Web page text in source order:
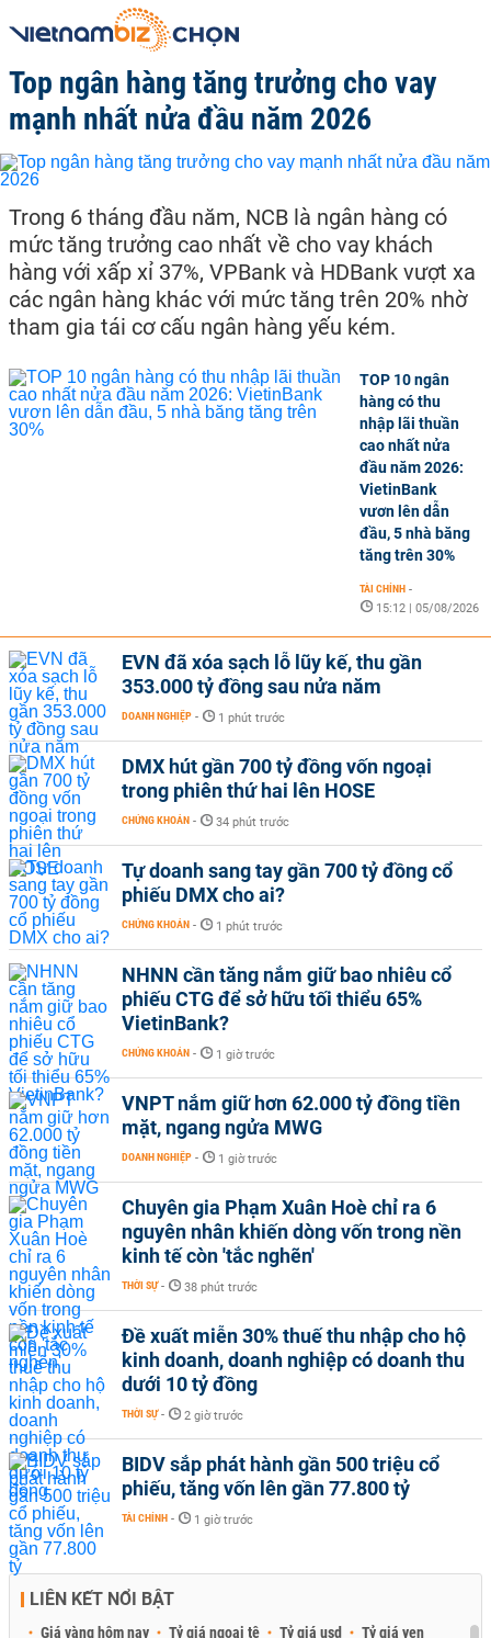
Top ngân hàng tăng trưởng cho vay
mạnh nhất nửa đầu năm 2026
Trong 6 tháng đầu năm, NCB là ngân hàng có
mức tăng trưởng cao nhất về cho vay khách
hàng với xấp xỉ 37%, VPBank và HDBank vượt xa
các ngân hàng khác với mức tăng trên 20% nhờ
tham gia tái cơ cấu ngân hàng yếu kém.
TOP 10 ngân
hàng có thu
nhập lãi thuần
cao nhất nửa
đầu năm 2026:
VietinBank
vươn lên dẫn
đầu, 5 nhà băng
tăng trên 30%
TÀI CHÍNH -
15:12 | 05/08/2026
EVN đã xóa sạch lỗ lũy kế, thu gần
353.000 tỷ đồng sau nửa năm
DOANH NGHIỆP - 1 phút trước
DMX hút gần 700 tỷ đồng vốn ngoại
trong phiên thứ hai lên HOSE
CHỨNG KHOÁN - 34 phút trước
Tự doanh sang tay gần 700 tỷ đồng cổ
phiếu DMX cho ai?
CHỨNG KHOÁN - 1 phút trước
NHNN cần tăng nắm giữ bao nhiêu cổ
phiếu CTG để sở hữu tối thiểu 65%
VietinBank?
CHỨNG KHOÁN - 1 giờ trước
VNPT nắm giữ hơn 62.000 tỷ đồng tiền
mặt, ngang ngửa MWG
DOANH NGHIỆP - 1 giờ trước
Chuyên gia Phạm Xuân Hoè chỉ ra 6
nguyên nhân khiến dòng vốn trong nền
kinh tế còn 'tắc nghẽn'
THỜI SỰ - 38 phút trước
Đề xuất miễn 30% thuế thu nhập cho hộ
kinh doanh, doanh nghiệp có doanh thu
dưới 10 tỷ đồng
THỜI SỰ - 2 giờ trước
BIDV sắp phát hành gần 500 triệu cổ
phiếu, tăng vốn lên gần 77.800 tỷ
TÀI CHÍNH - 1 giờ trước
LIÊN KẾT NỔI BẬT
Giá vàng hôm nay Tỷ giá ngoại tệ Tỷ giá usd Tỷ giá yen